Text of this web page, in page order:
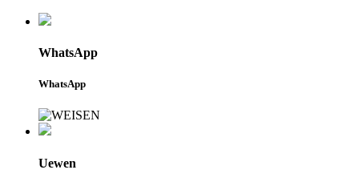
WhatsApp
WhatsApp
Uewen